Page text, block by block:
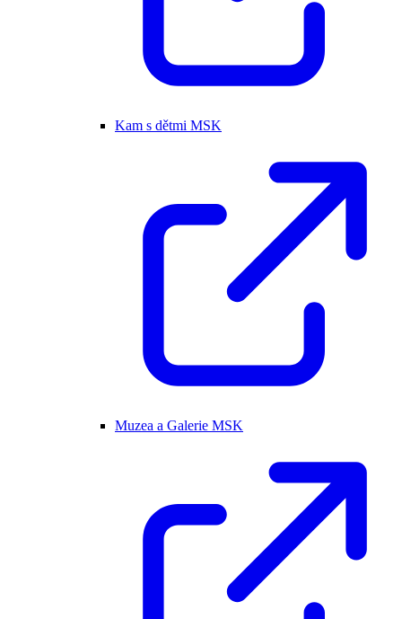
Kam s dětmi MSK
Muzea a Galerie MSK